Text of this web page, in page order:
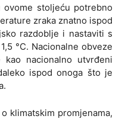
ovome stoljeću potrebno
zraka znatno ispod
razdoblje i nastaviti s
°C. Nacionalne obveze
kao nacionalno utvrđeni
ispod onoga što je
klimatskim promjenama,